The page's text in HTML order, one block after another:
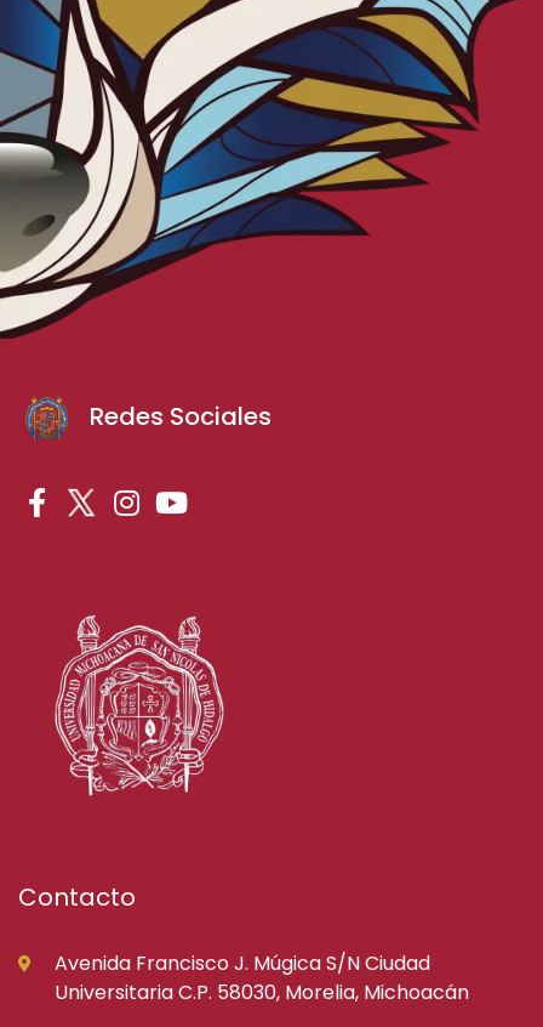
Redes Sociales
Contacto
Avenida Francisco J. Múgica S/N Ciudad
Universitaria C.P. 58030, Morelia, Michoacán